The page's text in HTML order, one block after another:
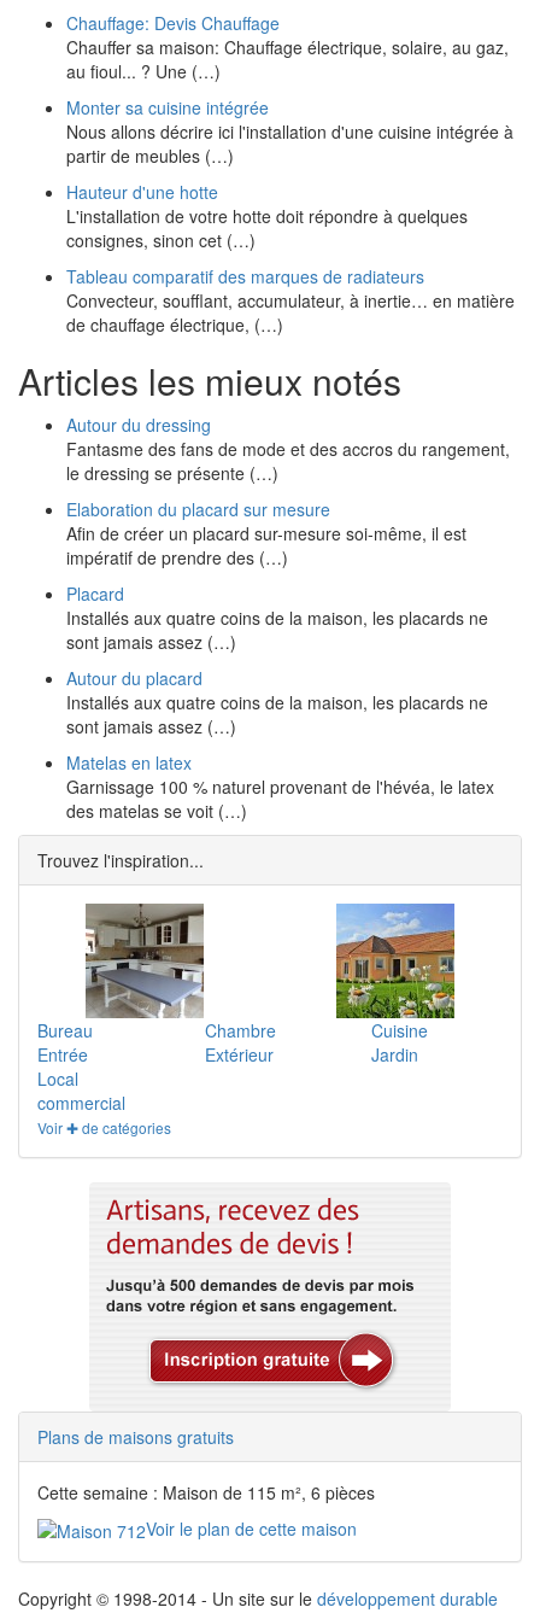
Chauffage: Devis Chauffage
Chauffer sa maison: Chauffage électrique, solaire, au gaz,
au fioul... ? Une (…)
Monter sa cuisine intégrée
Nous allons décrire ici l'installation d'une cuisine intégrée à
partir de meubles (…)
Hauteur d'une hotte
L'installation de votre hotte doit répondre à quelques
consignes, sinon cet (…)
Tableau comparatif des marques de radiateurs
Convecteur, soufflant, accumulateur, à inertie… en matière
de chauffage électrique, (…)
Articles les mieux notés
Autour du dressing
Fantasme des fans de mode et des accros du rangement,
le dressing se présente (…)
Elaboration du placard sur mesure
Afin de créer un placard sur-mesure soi-même, il est
impératif de prendre des (…)
Placard
Installés aux quatre coins de la maison, les placards ne
sont jamais assez (…)
Autour du placard
Installés aux quatre coins de la maison, les placards ne
sont jamais assez (…)
Matelas en latex
Garnissage 100 % naturel provenant de l'hévéa, le latex
des matelas se voit (…)
Trouvez l'inspiration...
Bureau Chambre
Cuisine
Entrée
Extérieur
Jardin
Local
commercial
Voir ✚ de catégories
Plans de maisons gratuits
Cette semaine : Maison de 115 m², 6 pièces
Voir le plan de cette maison
Copyright © 1998-2014 - Un site sur le développement durable